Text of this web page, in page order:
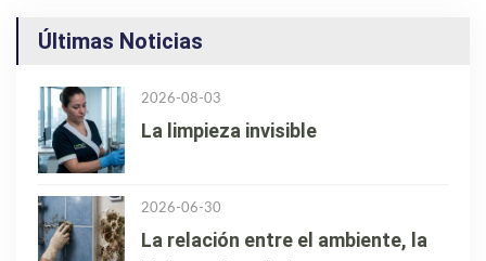
Últimas Noticias
2026-08-03
La limpieza invisible
2026-06-30
La relación entre el ambiente, la